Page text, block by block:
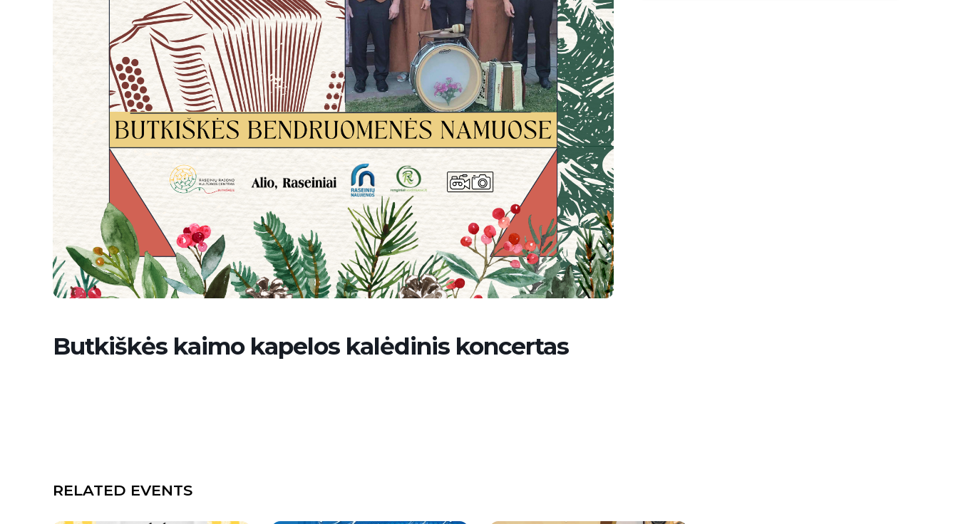
Butkiškės kaimo kapelos kalėdinis koncertas
RELATED EVENTS